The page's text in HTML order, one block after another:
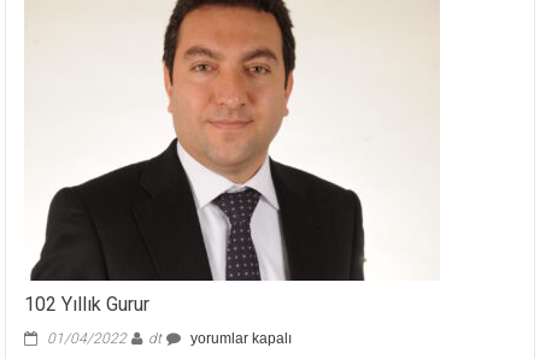
102 Yıllık Gurur
01/04/2022 dt
102
yorumlar kapalı